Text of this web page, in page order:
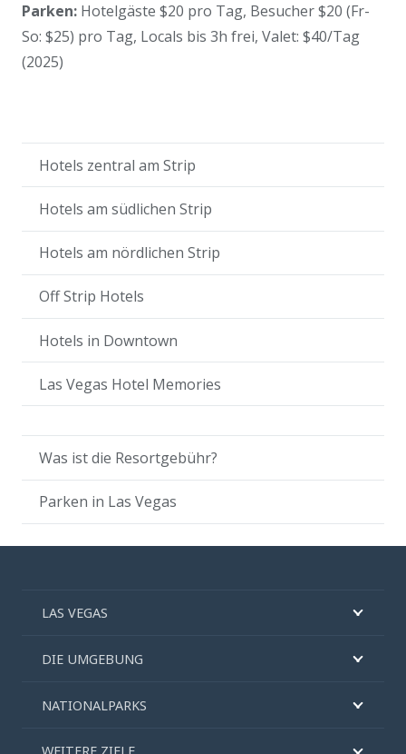
Parken: Hotelgäste $20 pro Tag, Besucher $20 (Fr-
So: $25) pro Tag, Locals bis 3h frei, Valet: $40/Tag
(2025)
Hotels zentral am Strip
Hotels am südlichen Strip
Hotels am nördlichen Strip
Off Strip Hotels
Hotels in Downtown
Las Vegas Hotel Memories
Was ist die Resortgebühr?
Parken in Las Vegas
LAS VEGAS
DIE UMGEBUNG
NATIONALPARKS